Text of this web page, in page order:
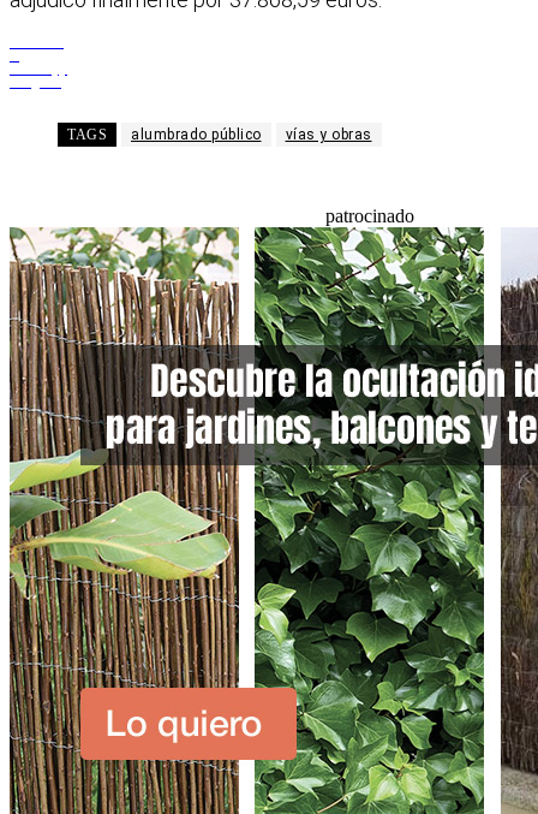
TAGS alumbrado público vías y obras
patrocinado